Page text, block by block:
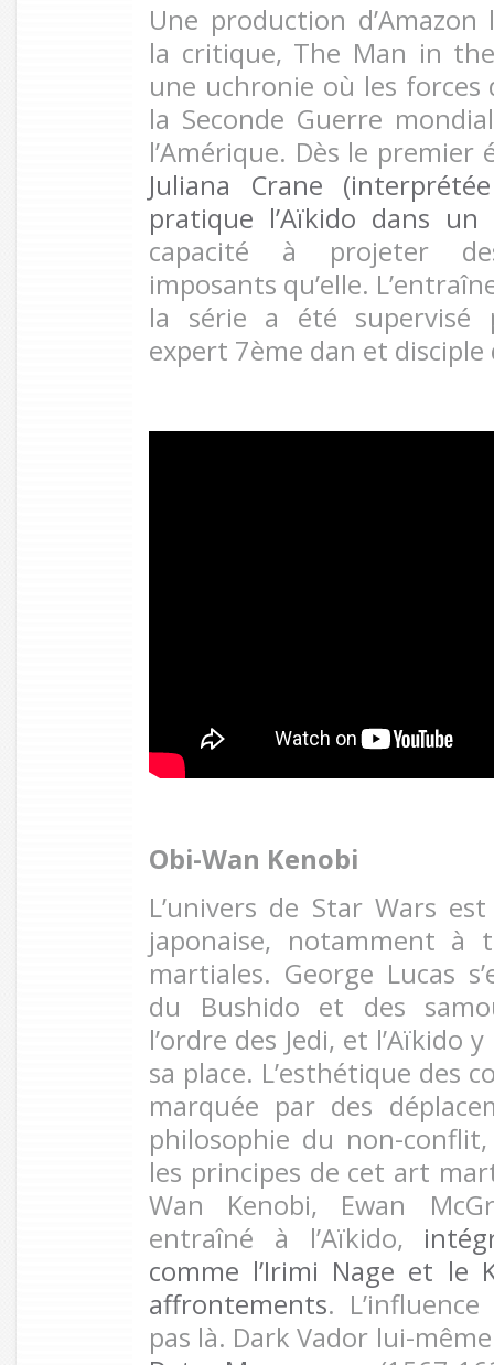
Une production
la critique, The Man in
une uchronie où les forces
la Seconde Guerre
l’Amérique. Dès le premier
Juliana Crane
pratique l’Aïkido dans un
capacité à projeter
imposants qu’elle.
la série a été supervisé
expert 7ème dan et
Obi-Wan Kenobi
L’univers de Star Wars
japonaise, notamment à
martiales. George Lucas
du Bushido et des
l’ordre des Jedi, et
sa place. L’esthétique des
marquée par des
philosophie du non-
les principes de cet art
Wan Kenobi, Ewan
entraîné à l’Aïkido,
comme l’Irimi Nage et le
affrontements.
pas là. Dark Vador lui-